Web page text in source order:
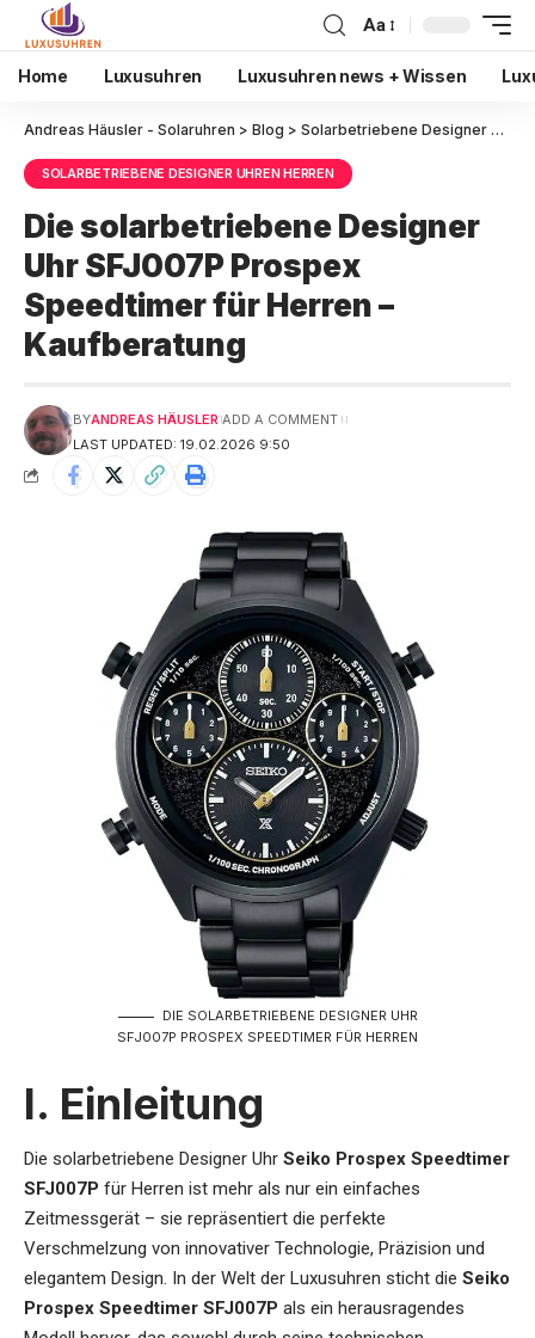
Aa
Home Luxusuhren Luxusuhren news + Wissen
Andreas Häusler - Solaruhren > Blog > Solarbetriebene Designer Uhren Herren
SOLARBETRIEBENE DESIGNER UHREN HERREN
Die solarbetriebene Designer
Uhr SFJ007P Prospex
Speedtimer für Herren –
Kaufberatung
LAST UPDATED: 19.02.2026 9:50
BYANDREAS HÄUSLER ADD A COMMENT
DIE SOLARBETRIEBENE DESIGNER UHR
SFJ007P PROSPEX SPEEDTIMER FÜR HERREN
I. Einleitung
Die solarbetriebene Designer Uhr Seiko Prospex Speedtimer
SFJ007P für Herren ist mehr als nur ein einfaches
Zeitmessgerät – sie repräsentiert die perfekte
Verschmelzung von innovativer Technologie, Präzision und
elegantem Design. In der Welt der Luxusuhren sticht die Seiko
Prospex Speedtimer SFJ007P als ein herausragendes